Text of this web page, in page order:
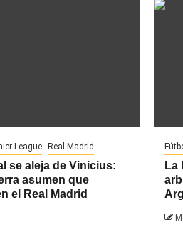
League Real Madrid
se aleja de Vinicius:
asumen que
el Real Madrid
La